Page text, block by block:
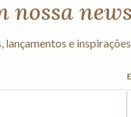
nossa
e